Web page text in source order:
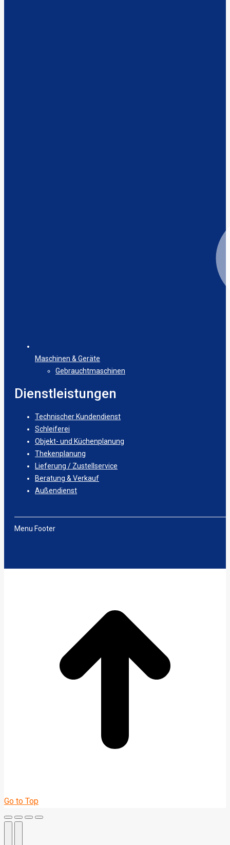
Maschinen & Geräte
Gebrauchtmaschinen
Dienstleistungen
Technischer Kundendienst
Schleiferei
Objekt- und Küchenplanung
Thekenplanung
Lieferung / Zustellservice
Beratung & Verkauf
Außendienst
Menu Footer
Go to Top